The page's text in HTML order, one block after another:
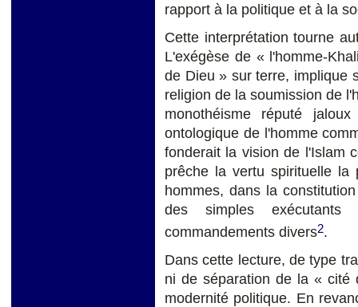
rapport à la politique et à la
Cette interprétation tourne
L'exégèse de « l'homme-
de Dieu » sur terre, implique
religion de la soumission de
monothéisme réputé
ontologique de l'homme
fonderait la vision de l'Islam
prêche la vertu spirituelle la
hommes, dans la
des simples
commandements divers2.
Dans cette lecture, de type
ni de séparation de la «
modernité politique. En